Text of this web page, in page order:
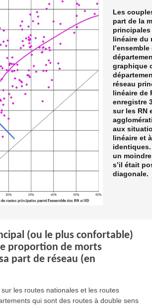
Les
part de la
linéaire du
graphique
réseau
linéaire de
enregistre
sur les RN
aux
linéaire et
un
s’il était
diagonale.
(ou le plus confortable)
proportion de morts
part de réseau (en
les routes nationales et les routes
qui sont des routes à double sens